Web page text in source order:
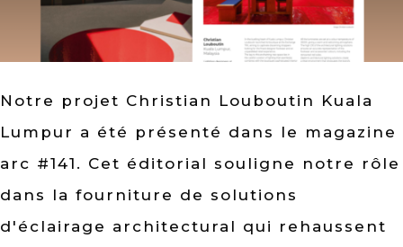
Notre projet Christian Louboutin Kuala
Lumpur a été présenté dans le magazine
arc #141. Cet éditorial souligne notre rôle
dans la fourniture de solutions
d'éclairage architectural qui rehaussent